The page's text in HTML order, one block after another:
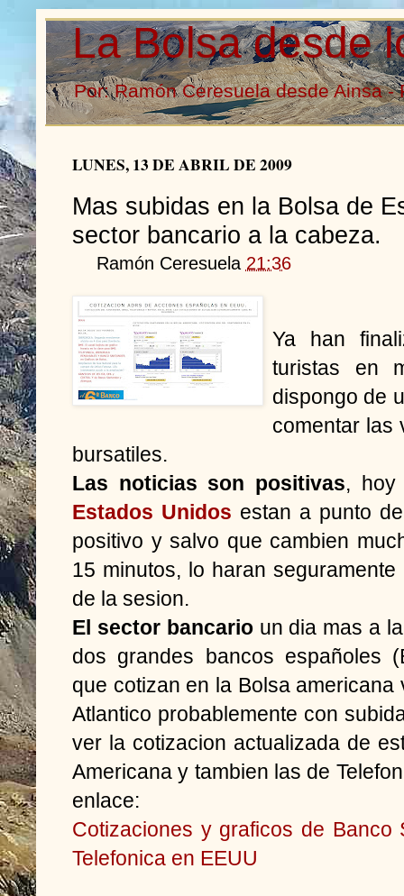
La Bolsa desde
Por: Ramón Ceresuela desde Ainsa -
LUNES, 13 DE ABRIL DE 2009
Mas subidas en la Bolsa de
sector bancario a la cabeza.
Ramón Ceresuela 21:36
Ya han
turistas en
dispongo de
comentar las
bursatiles.
Las noticias son positivas,
Estados Unidos estan a punto
positivo y salvo que cambien
15 minutos, lo haran
de la sesion.
El sector bancarioun dia mas a
dos grandes bancos españoles
que cotizan en la Bolsa
Atlantico probablemente con
ver la cotizacion actualizada de
Americana y tambien las de
enlace:
Cotizaciones y graficos de Banco
Telefonica en EEUU